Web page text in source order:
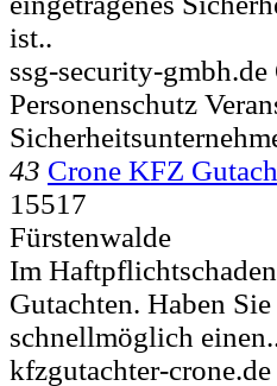
ist..
ssg-security-
Personenschutz
43 Crone KFZ
15517
Fürstenwalde
Im
Gutachten. Haben
schnellmöglich
kfzgutachter-